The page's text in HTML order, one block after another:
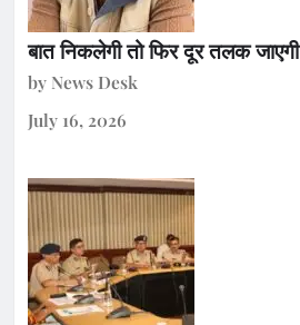
बात निकलेगी तो फिर दूर तलक जाएगी
by News Desk
July 16, 2026